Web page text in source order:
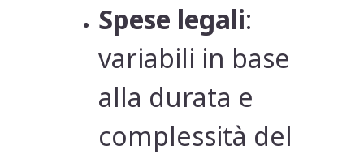
Spese legali:
variabili in base
alla durata e
complessità del